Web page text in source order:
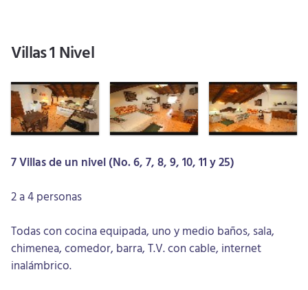
Villas 1 Nivel
7 Villas de un nivel (No. 6, 7, 8, 9, 10, 11 y 25)
2 a 4 personas
Todas con cocina equipada, uno y medio baños, sala,
chimenea, comedor, barra, T.V. con cable, internet
inalámbrico.